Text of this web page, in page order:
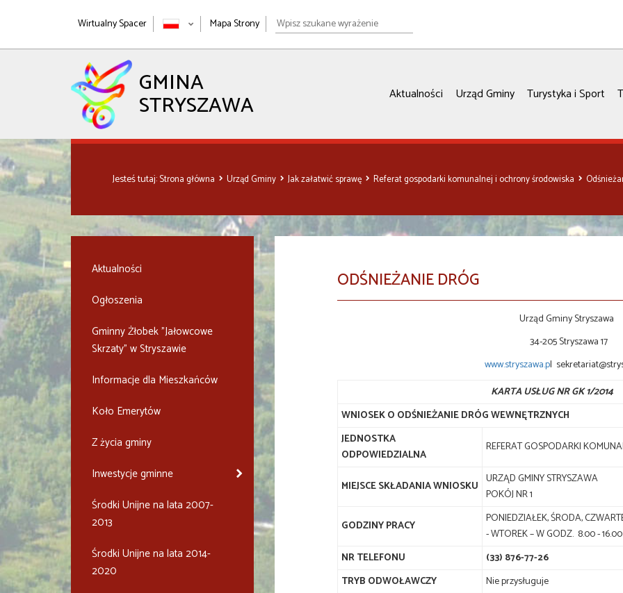
Wirtualny Spacer Mapa Strony
Wpisz
szukane
wyrażenie
GMINA
STRYSZAWA Aktualności Urząd Gminy Turystyka i Sport
Jesteś tutaj:Strona główna Urząd Gminy Jak załatwić sprawę Referat gospodarki komunalnej i ochrony środowiska
Aktualności
Ogłoszenia
Gminny Żłobek "Jałowcowe
Skrzaty" w Stryszawie
Informacje dla Mieszkańców
Koło Emerytów
Z życia gminy
Inwestycje gminne
Środki Unijne na lata 2007-
2013
Środki Unijne na lata 2014-
2020
ODŚNIEŻANIE DRÓG
Urząd Gminy Stryszawa
34-205 Stryszawa 17
www.stryszawa.pl
KARTA USŁUG NR GK 1/2014
WNIOSEK O ODŚNIEŻANIE DRÓG WEWNĘTRZNYCH
JEDNOSTKA
ODPOWIEDZIALNA
REFERAT GOSPODARKI
MIEJSCE SKŁADANIA WNIOSKU URZĄD GMINY STRYSZAWA
POKÓJ NR 1
GODZINY PRACY
PONIEDZIAŁEK, ŚRODA,
- WTOREK – W GODZ.
NR TELEFONU
(33) 876-77-26
TRYB ODWOŁAWCZY
Nie przysługuje